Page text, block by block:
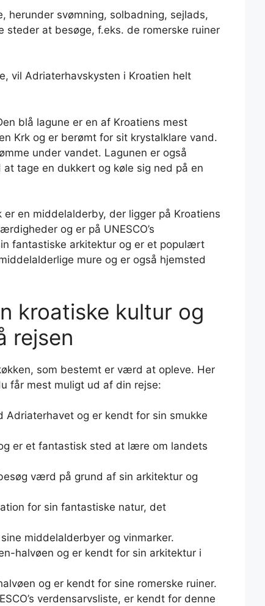
herunder svømning, solbadning, sejlads,
steder at besøge, f.eks. de romerske ruiner
vil Adriaterhavskysten i Kroatien helt
blå lagune er en af Kroatiens mest
Krk og er berømt for sit krystalklare vand.
under vandet. Lagunen er også
tage en dukkert og køle sig ned på en
en middelalderby, der ligger på Kroatiens
og er på UNESCO’s
fantastiske arkitektur og er et populært
mure og er også hjemsted
kroatiske kultur og
rejsen
som bestemt er værd at opleve. Her
får mest muligt ud af din rejse:
Adriaterhavet og er kendt for sin smukke
er et fantastisk sted at lære om landets
værd på grund af sin arkitektur og
for sin fantastiske natur, det
middelalderbyer og vinmarker.
halvøen og er kendt for sin arkitektur i
og er kendt for sine romerske ruiner.
verdensarvsliste, er kendt for denne